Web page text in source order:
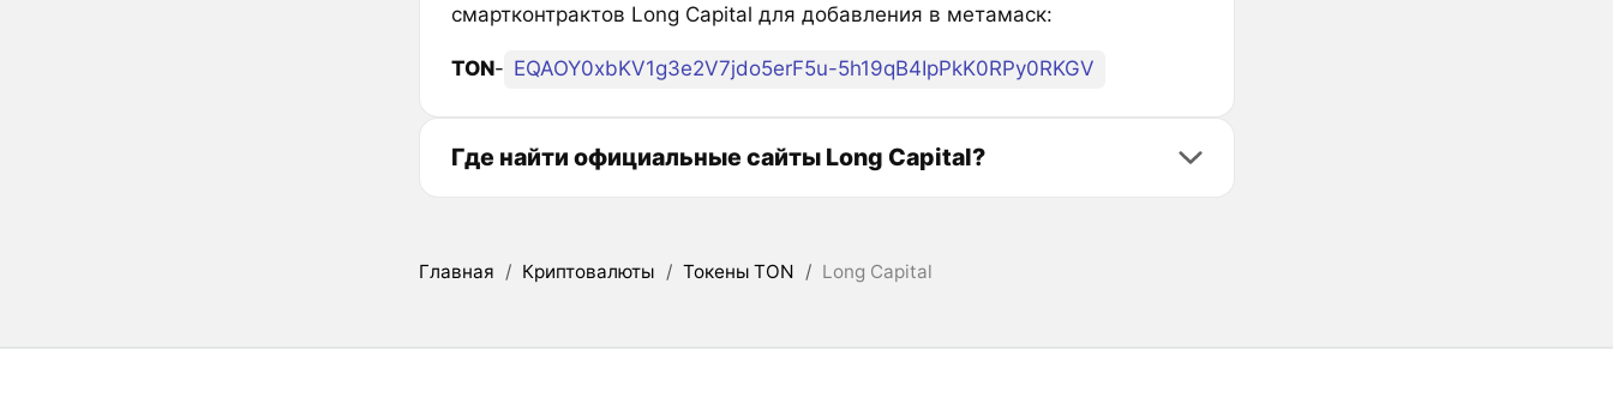
смартконтрактов Long Capital для добавления в метамаск:
TON- EQAOY0xbKV1g3e2V7jdo5erF5u-5h19qB4IpPkK0RPy0RKGV
Где найти официальные сайты Long Capital?
Главная / Криптовалюты / Токены TON / Long Capital